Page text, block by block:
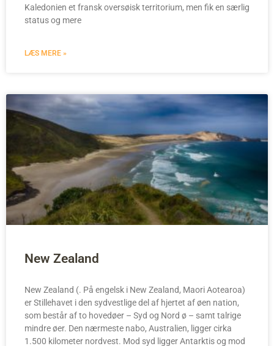
Kaledonien et fransk oversøisk territorium, men fik en særlig
status og mere
LÆS MERE »
New Zealand
New Zealand (. På engelsk i New Zealand, Maori Aotearoa)
er Stillehavet i den sydvestlige del af hjertet af øen nation,
som består af to hovedøer – Syd og Nord ø – samt talrige
mindre øer. Den nærmeste nabo, Australien, ligger cirka
1.500 kilometer nordvest. Mod syd ligger Antarktis og mod